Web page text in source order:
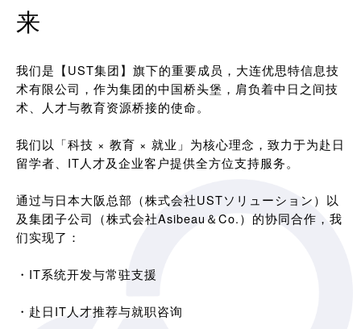
来
我们是【UST集团】旗下的重要成员，大连优思特信息技
术有限公司，作为集团的中国桥头堡，肩负着中日之间技
术、人才与教育资源桥接的使命。
我们以「科技 × 教育 × 就业」为核心理念，致力于为赴日
留学者、IT人才及企业客户提供全方位支持服务。
通过与日本大阪总部（株式会社USTソリューション）以
及集团子公司（株式会社Asibeau＆Co.）的协同合作，我
们实现了：
・IT系统开发与常驻支援
・赴日IT人才推荐与就职咨询